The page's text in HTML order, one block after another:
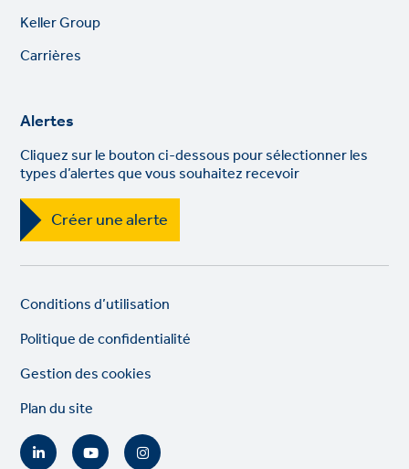
Footer
links
Keller Group
Carrières
Alertes
Cliquez sur le bouton ci-dessous pour sélectionner les
types d’alertes que vous souhaitez recevoir
Créer une alerte
Legal
Conditions d’utilisation
Politique de confidentialité
Gestion des cookies
Plan du site